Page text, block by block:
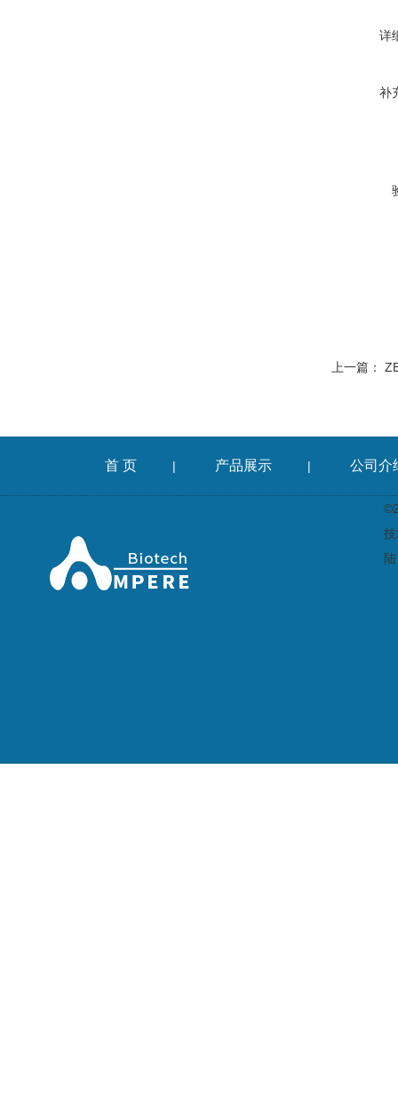
详
补
上一篇：
首 页 | 产品展示 | 公司介
陆